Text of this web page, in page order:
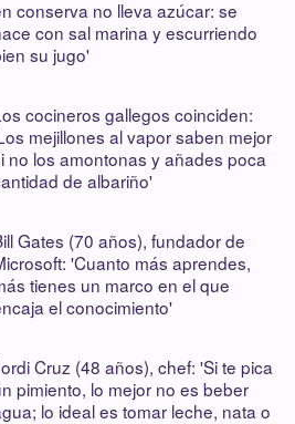
conserva no lleva azúcar: se
con sal marina y escurriendo
su jugo'
cocineros gallegos coinciden:
mejillones al vapor saben mejor
no los amontonas y añades poca
de albariño'
Gates (70 años), fundador de
'Cuanto más aprendes,
tienes un marco en el que
el conocimiento'
Cruz (48 años), chef: 'Si te pica
pimiento, lo mejor no es beber
lo ideal es tomar leche, nata o